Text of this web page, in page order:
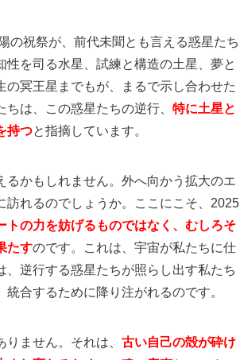
の祝祭が、前代未聞とも言える惑星たち
を司る水星、試練と構造の土星、夢と
冥王星までもが、まるで示し合わせた
は、この惑星たちの逆行、 特に土星と
持つと指摘しています。
かもしれません。外へ向かう拡大のエ
れるのでしょうか。ここにこそ、2025
トの力を妨げるものではなく、むしろそ
たすのです。これは、宇宙が私たちに仕
逆行する惑星たちが照らし出す私たち
合するために降り注がれるのです。
ません。それは、 古い自己の殻が砕け